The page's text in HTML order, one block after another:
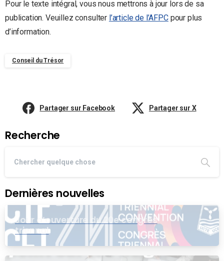
Pour le texte intégral, vous nous mettrons à jour lors de sa
publication. Veuillez consulter l’article de l’AFPCpour plus
d’information.
Conseil du Trésor
Partager sur Facebook Partager sur X
Recherche
Dernières nouvelles
Jour d’ouverture du 20e congrès
triennal